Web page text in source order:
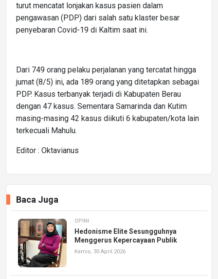
turut mencatat lonjakan kasus pasien dalam
pengawasan (PDP) dari salah satu klaster besar
penyebaran Covid-19 di Kaltim saat ini.
Dari 749 orang pelaku perjalanan yang tercatat hingga
jumat (8/5) ini, ada 189 orang yang ditetapkan sebagai
PDP. Kasus terbanyak terjadi di Kabupaten Berau
dengan 47 kasus. Sementara Samarinda dan Kutim
masing-masing 42 kasus diikuti 6 kabupaten/kota lain
terkecuali Mahulu.
Editor : Oktavianus
Baca Juga
OPINI
Hedonisme Elite Sesungguhnya
Menggerus Kepercayaan Publik
Kamis, 30 April 2026